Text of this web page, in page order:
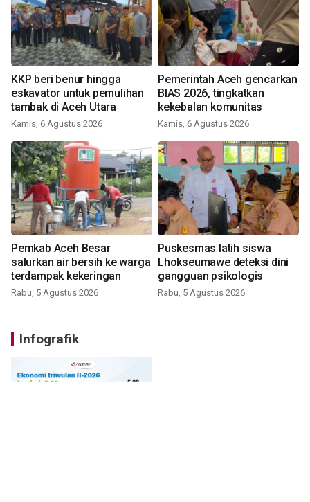
KKP beri benur hingga
eskavator untuk pemulihan
tambak di Aceh Utara
Kamis, 6 Agustus 2026
Pemerintah Aceh gencarkan
BIAS 2026, tingkatkan
kekebalan komunitas
Kamis, 6 Agustus 2026
Pemkab Aceh Besar
salurkan air bersih ke warga
terdampak kekeringan
Rabu, 5 Agustus 2026
Puskesmas latih siswa
Lhokseumawe deteksi dini
gangguan psikologis
Rabu, 5 Agustus 2026
Infografik